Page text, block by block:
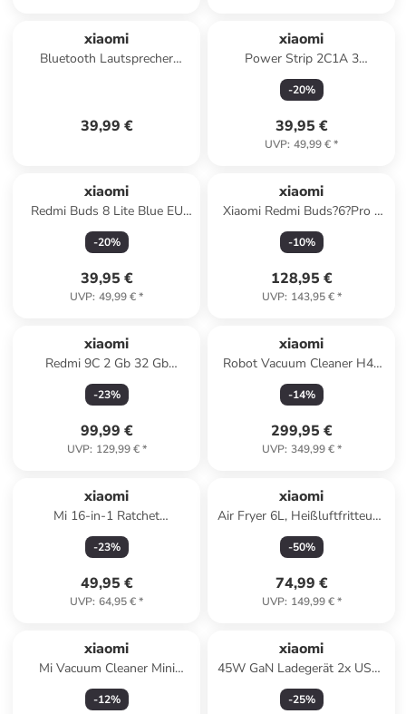
xiaomi
Bluetooth Lautsprecher
39,99 €
xiaomi
Power Strip 2C1A 3
Steckdosen USB-C EU
-20%
39,95 €
UVP: 49,99 €*
xiaomi
Redmi Buds 8 Lite Blue EU
BHR08OJGL
-20%
39,95 €
UVP: 49,99 €*
xiaomi
Xiaomi Redmi Buds?6?Pro –
True Wireless In-Ear-
Kopfhörer – Weiss in Weiss
-10%
128,95 €
UVP: 143,95 €*
xiaomi
Redmi 9C 2 Gb 32 Gb
Midnight
-23%
99,99 €
UVP: 129,99 €*
xiaomi
Robot Vacuum Cleaner H40
White EU
-14%
299,95 €
UVP: 349,99 €*
xiaomi
Mi 16-in-1 Ratchet
Screwdriver
Ratschenschraubendreher-Set
-23%
49,95 €
UVP: 64,95 €*
xiaomi
Air Fryer 6L, Heißluftfritteuse
XXL, 1500W in Schwarz
-50%
74,99 €
UVP: 149,99 €*
xiaomi
Mi Vacuum Cleaner Mini
Akku-Staubsauger,, 40 W in
Weiß
-12%
xiaomi
45W GaN Ladegerät 2x USB-
C Travel Charger
-25%